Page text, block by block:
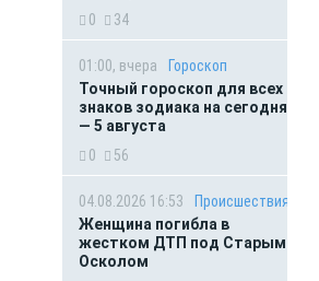
0
34
01:00, вчера
Гороскоп
Точный гороскоп для всех
знаков зодиака на сегодня
— 5 августа
0
56
04.08.2026 16:53
Происшествия
Женщина погибла в
жестком ДТП под Старым
Осколом